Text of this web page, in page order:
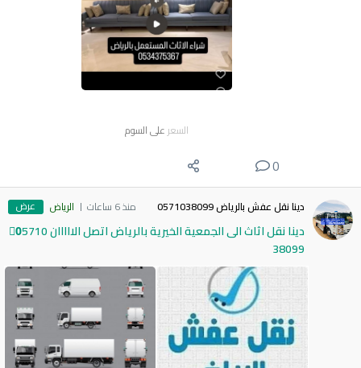
السعر على السوم
0
دينا نقل عفش بالرياض 0571038099 منذ 6 ساعات الرياض عرض
دينا نقل اثاث الى الجمعية الخيرية بالرياض اتصل الااااان 0َ5710
38099